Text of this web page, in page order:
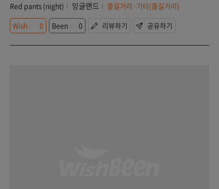
Red pants (night) 잉글랜드
즐길거리·기타(즐길거리)
Wish
0 Been 0 리뷰하기 공유하기